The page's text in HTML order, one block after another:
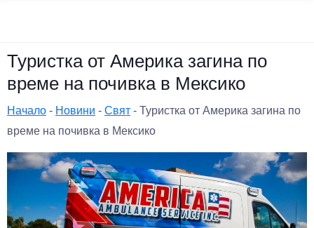
Туристка от Америка загина по
време на почивка в Мексико
Начало - Новини - Свят - Туристка от Америка загина по
време на почивка в Мексико